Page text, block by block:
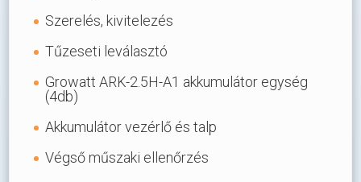
Szerelés, kivitelezés
Tűzeseti leválasztó
Growatt ARK-2.5H-A1 akkumulátor egység
(4db)
Akkumulátor vezérlő és talp
Végső műszaki ellenőrzés